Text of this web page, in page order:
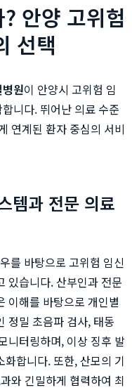
안양 고위험
선택
원이 안양시 고위험 임
니다. 뛰어난 의료 수준
연계된 환자 중심의 서비
템과 전문 의료
를 바탕으로 고위험 임신
있습니다. 산부인과 전문
이해를 바탕으로 개인별
정밀 초음파 검사, 태동
니터링하며, 이상 징후 발
합니다. 또한, 산모의 기
와 긴밀하게 협력하여 최